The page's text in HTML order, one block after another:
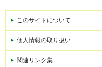
このサイトについて
個人情報の取り扱い
関連リンク集